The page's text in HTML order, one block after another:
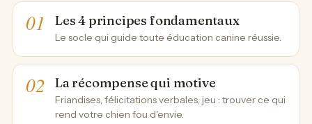
Les 4 principes fondamentaux
Le socle qui guide toute éducation canine réussie.
La récompense qui motive
Friandises, félicitations verbales, jeu : trouver ce qui
rend votre chien fou d'envie.